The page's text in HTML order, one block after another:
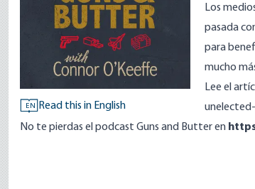
EN Read this in English
Los
pasada
para
mucho
Lee el
No te pierdas el podcast Guns and Butter en